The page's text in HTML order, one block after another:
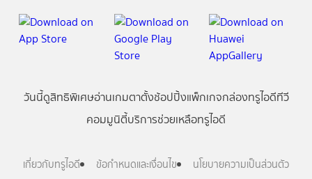
วันนี้ดูสิทธิพิเศษอ่านเกมตาตั้งช้อปปิ้งแพ็กเกจกล่องทรูไอดีทีวี
คอมมูนิตี้บริการช่วยเหลือทรูไอดี
เกี่ยวกับทรูไอดี ข้อกำหนดและเงื่อนไข
นโยบายความเป็นส่วนตัว